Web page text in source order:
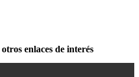
enlaces de interés